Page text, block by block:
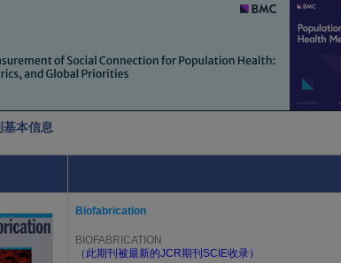
本信息
Biofabrication
BIOFABRICATION
（此期刊被最新的JCR期刊SCIE收录）